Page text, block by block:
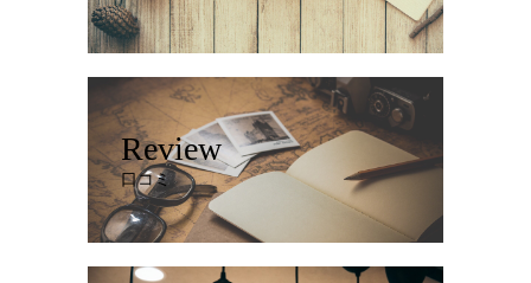
Review
口コミ